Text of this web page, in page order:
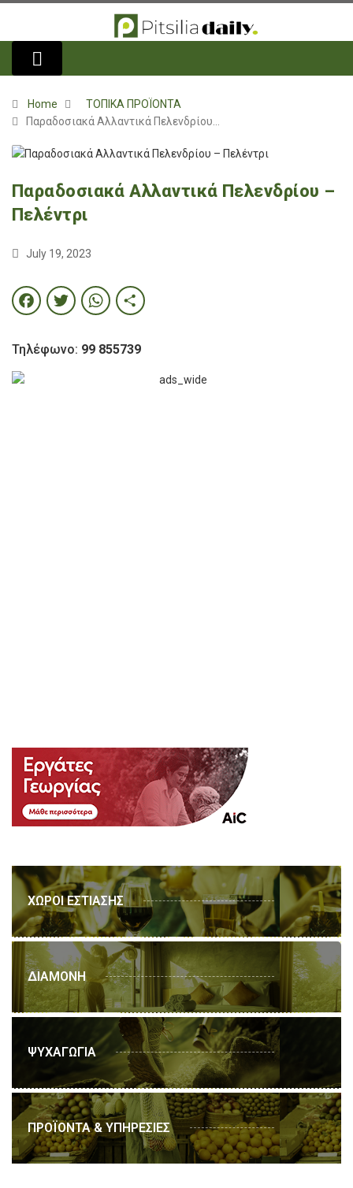
Home
ΤΟΠΙΚΑ ΠΡΟΪΟΝΤΑ
Παραδοσιακά Αλλαντικά Πελενδρίου…
Παραδοσιακά Αλλαντικά Πελενδρίου –
Πελέντρι
July 19, 2023
Facebook
Twitter
WhatsApp
Share
Τηλέφωνο: 99 855739
ΧΩΡΟΙ ΕΣΤΙΑΣΗΣ
ΔΙΑΜΟΝΗ
ΨΥΧΑΓΩΓΙΑ
ΠΡΟΪΟΝΤΑ & ΥΠΗΡΕΣΙΕΣ